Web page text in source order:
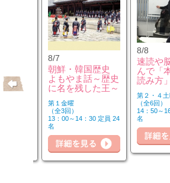
8/7
朝鮮・韓国歴史
よもやま話～歴史
に名を残した王～
第１金曜
（全3回）
13：00～14：30 定員 24
名
8/8
速読や
んで「
読み方」
第２・４
（全6回）
14：50～
名
詳細を見る